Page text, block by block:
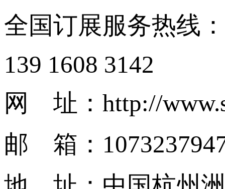
全国订展服务热线：
139 1608 3142
网 址：http://
邮 箱：